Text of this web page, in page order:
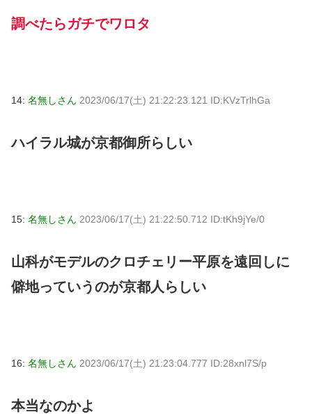
調べたらガチでワロタ
14: 名無しさん 2023/06/17(土) 21:22:23.121 ID:KVzTrlhGa
ハイラル城が京都御所らしい
15: 名無しさん 2023/06/17(土) 21:22:50.712 ID:tKh9jYe/0
山科がモデルのクロチェリー平原を遠回しに
僻地っていうのが京都人らしい
16: 名無しさん 2023/06/17(土) 21:23:04.777 ID:28xnl7S/p
本当なのかよ